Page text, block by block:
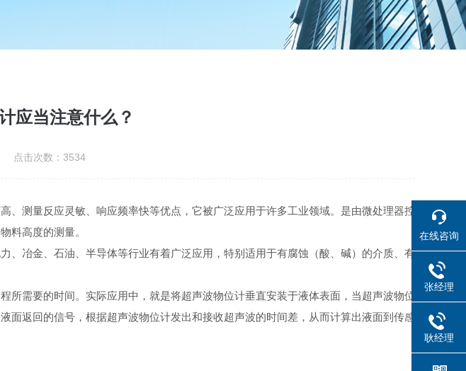
应当注意什么？
点击次数：3534
测量反应灵敏、响应频率快等优点，它被广泛应用于许多工业领域。是由微处理器控
料高度的测量。
冶金、石油、半导体等行业有着广泛应用，特别适用于有腐蚀（酸、碱）的介质、有
需要的时间。实际应用中，就是将超声波物位计垂直安装于液体表面，当超声波物位
返回的信号，根据超声波物位计发出和接收超声波的时间差，从而计算出液面到传感
在线咨询
张经理
耿经理